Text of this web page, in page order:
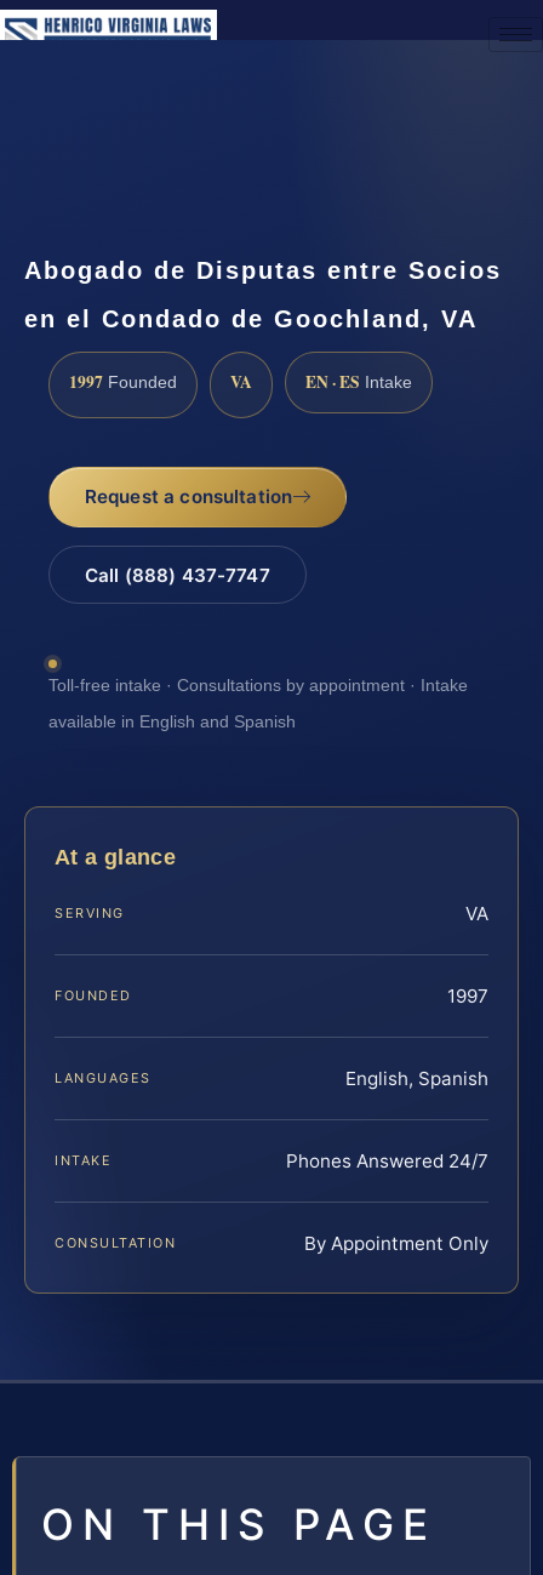
Abogado de Disputas entre Socios
en el Condado de Goochland, VA
1997 Founded VA EN · ES Intake
Request a consultation
Call (888) 437-7747
Toll-free intake · Consultations by appointment · Intake
available in English and Spanish
At a glance
SERVING VA
FOUNDED 1997
LANGUAGES English, Spanish
INTAKE Phones Answered 24/7
CONSULTATION By Appointment Only
ON THIS PAGE